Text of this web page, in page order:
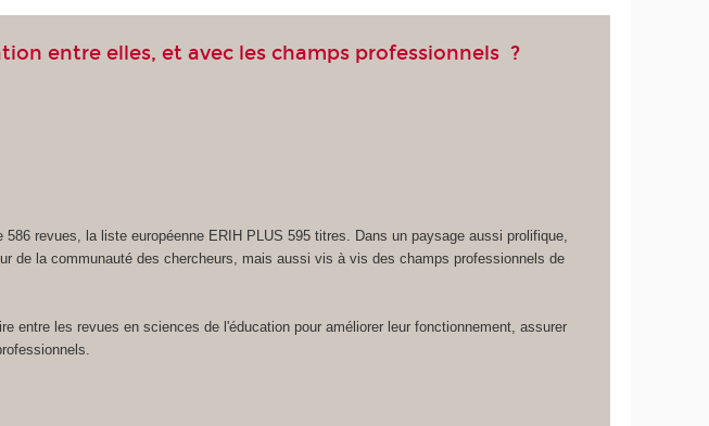
entre elles, et avec les champs professionnels ?
revues, la liste européenne ERIH PLUS 595 titres. Dans un paysage aussi prolifique,
de la communauté des chercheurs, mais aussi vis à vis des champs professionnels de
entre les revues en sciences de l'éducation pour améliorer leur fonctionnement, assurer